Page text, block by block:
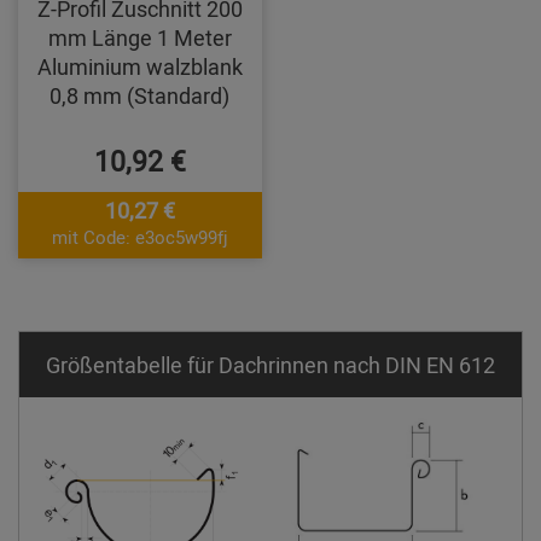
Z-Profil Zuschnitt 200
mm Länge 1 Meter
Aluminium walzblank
0,8 mm (Standard)
10,92 €
10,27 €
mit Code: e3oc5w99fj
Größentabelle für Dachrinnen nach DIN EN 612